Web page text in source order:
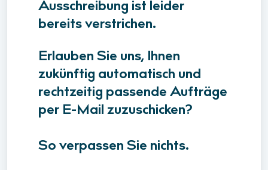
Ausschreibung ist leider
bereits verstrichen.
Erlauben Sie uns, Ihnen
zukünftig automatisch und
rechtzeitig passende Aufträge
per E-Mail zuzuschicken?
So verpassen Sie nichts.